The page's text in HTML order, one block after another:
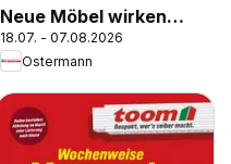
Neue Möbel wirken
Wunder.
18.07. - 07.08.2026
Ostermann